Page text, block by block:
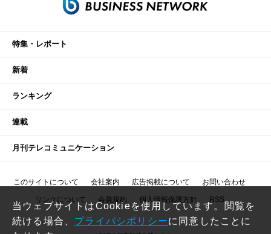
特集・レポート
新着
ランキング
連載
月刊テレコミュニケーション
このサイトについて 会社案内 広告掲載について お問い合わせ
リンクについて 会員規約 個人情報保護方針 RSS
当ウェブサイトはCookieを使用しています。閲覧を
続ける場合、 プライバシポリシーに同意したことに